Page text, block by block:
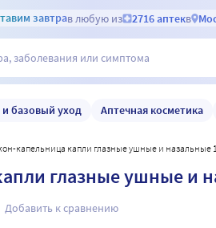
завтрав любую из 2716 аптекв
и базовый уход Аптечная косметика
капельница капли глазные ушные и назальные
глазные ушные и
Добавить к сравнению